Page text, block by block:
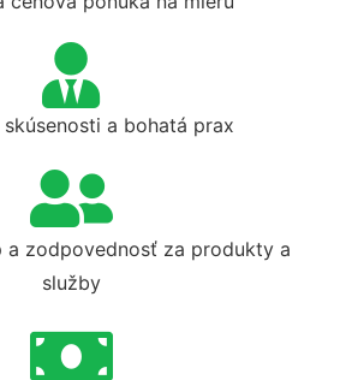
a bohatá prax
a zodpovednosť za produkty a
služby